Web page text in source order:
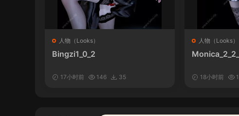
人物（Looks）
Bingzi1_0_2
17小时前 146 35
人物（Looks）
18小时前